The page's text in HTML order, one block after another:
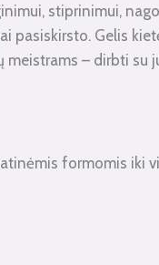
stiprinimui,
pasiskirsto. Gelis
– dirbti su
formomis iki